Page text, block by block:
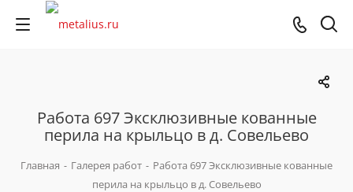
Работа 697 Эксклюзивные кованные
перила на крыльцо в д. Совельево
Главная - Галерея работ - Работа 697 Эксклюзивные кованные
перила на крыльцо в д. Совельево